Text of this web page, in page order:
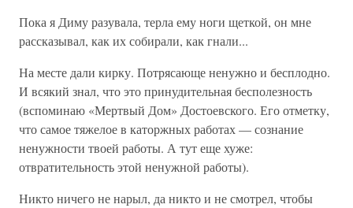
Пока я Диму разувала, терла ему ноги щеткой, он мне
рассказывал, как их собирали, как гнали...
На месте дали кирку. Потрясающе ненужно и бесплодно.
И всякий знал, что это принудительная бесполезность
(вспоминаю «Мертвый Дом» Достоевского. Его отметку,
что самое тяжелое в каторжных работах — сознание
ненужности твоей работы. А тут еще хуже:
отвратительность этой ненужной работы).
Никто ничего не нарыл, да никто и не смотрел, чтобы